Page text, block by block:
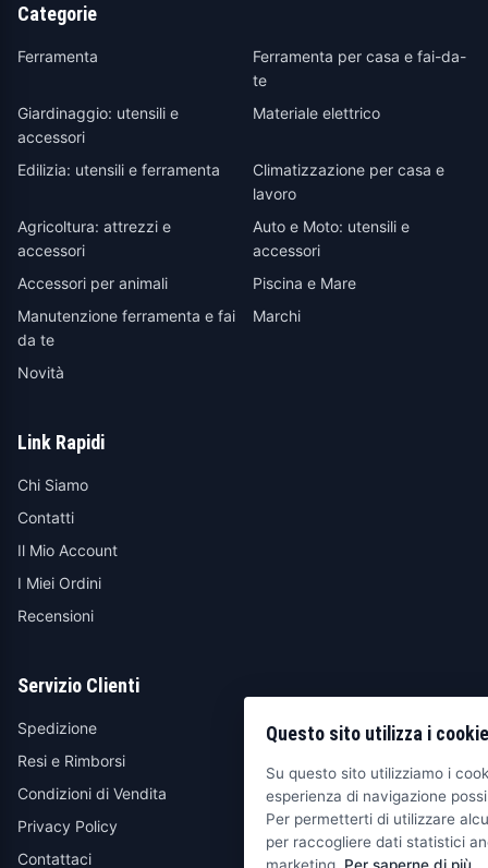
Categorie
Ferramenta
Ferramenta per casa e fai-da-
te
Giardinaggio: utensili e
accessori
Materiale elettrico
Edilizia: utensili e ferramenta
Climatizzazione per casa e
lavoro
Agricoltura: attrezzi e
accessori
Auto e Moto: utensili e
accessori
Accessori per animali
Piscina e Mare
Manutenzione ferramenta e fai
da te
Marchi
Novità
Link Rapidi
Chi Siamo
Contatti
Il Mio Account
I Miei Ordini
Recensioni
Servizio Clienti
Spedizione
Resi e Rimborsi
Condizioni di Vendita
Privacy Policy
Contattaci
Questo sito utilizza i cookie
Su questo sito utilizziamo i
esperienza di navigazione
Per permetterti di utilizzare
per raccogliere dati statistici